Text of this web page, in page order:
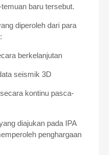
baru tersebut.
diperoleh dari para
berkelanjutan
seismik 3D
kontinu pasca-
diajukan pada IPA
penghargaan